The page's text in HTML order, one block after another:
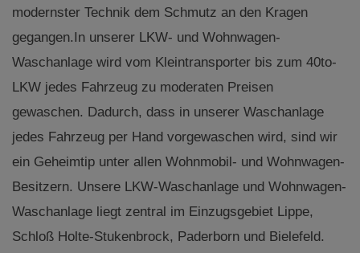
modernster Technik dem Schmutz an den Kragen
gegangen.In unserer LKW- und Wohnwagen-
Waschanlage wird vom Kleintransporter bis zum 40to-
LKW jedes Fahrzeug zu moderaten Preisen
gewaschen. Dadurch, dass in unserer Waschanlage
jedes Fahrzeug per Hand vorgewaschen wird, sind wir
ein Geheimtip unter allen Wohnmobil- und Wohnwagen-
Besitzern. Unsere LKW-Waschanlage und Wohnwagen-
Waschanlage liegt zentral im Einzugsgebiet Lippe,
Schloß Holte-Stukenbrock, Paderborn und Bielefeld.